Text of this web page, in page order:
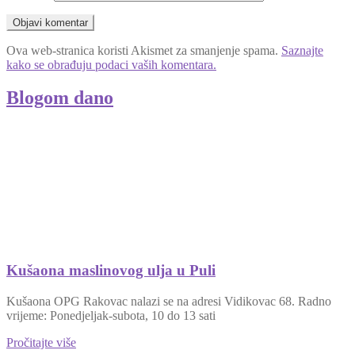
Ova web-stranica koristi Akismet za smanjenje spama. Saznajte
kako se obrađuju podaci vaših komentara.
Blogom dano
Kušaona maslinovog ulja u Puli
Kušaona OPG Rakovac nalazi se na adresi Vidikovac 68. Radno
vrijeme: Ponedjeljak-subota, 10 do 13 sati
Pročitajte više